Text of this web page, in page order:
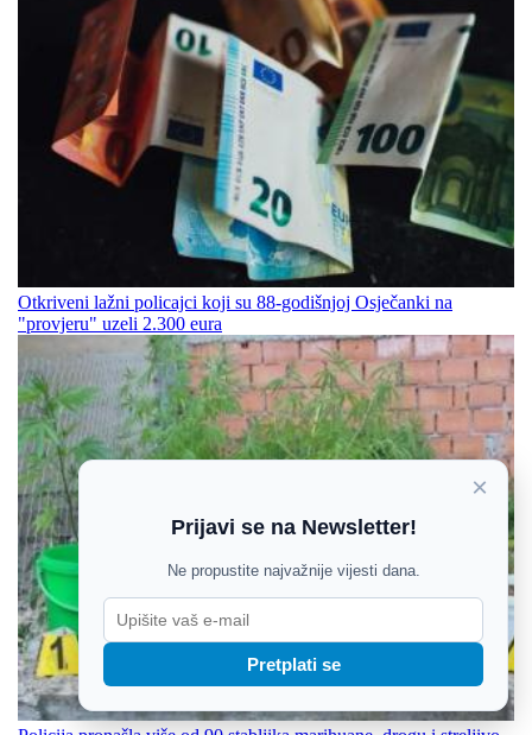
Otkriveni lažni policajci koji su 88-godišnjoj Osječanki na
"provjeru" uzeli 2.300 eura
×
Prijavi se na Newsletter!
Ne propustite najvažnije vijesti dana.
Pretplati se